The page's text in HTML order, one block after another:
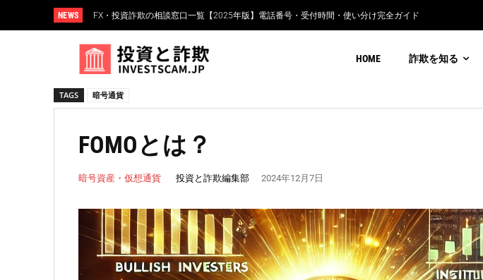
NEWS FX・投資詐欺の相談窓口一覧【2025年版】電話番号・受付時間・使い分け完全ガイド
FXスワップポイント運用とは？仕組み・リスク・高金利通貨詐欺の見分け方
HOME 詐欺を知る
TAGS 暗号通貨
FOMOとは？
暗号資産・仮想通貨 投資と詐欺編集部 2024年12月7日